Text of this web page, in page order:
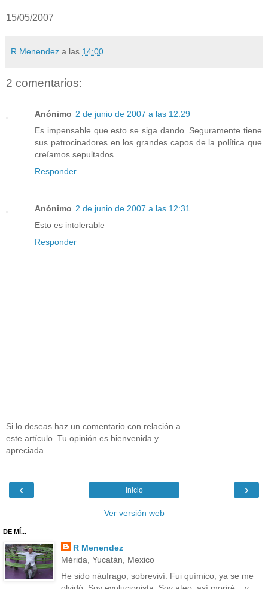
15/05/2007
R Menendez a las 14:00
2 comentarios:
Anónimo 2 de junio de 2007 a las 12:29
Es impensable que esto se siga dando. Seguramente tiene
sus patrocinadores en los grandes capos de la política que
creíamos sepultados.
Responder
Anónimo 2 de junio de 2007 a las 12:31
Esto es intolerable
Responder
Si lo deseas haz un comentario con relación a
este artículo. Tu opinión es bienvenida y
apreciada.
‹ ›
Inicio
Ver versión web
DE MÍ...
R Menendez
Mérida, Yucatán, Mexico
He sido náufrago, sobreviví. Fui químico, ya se me